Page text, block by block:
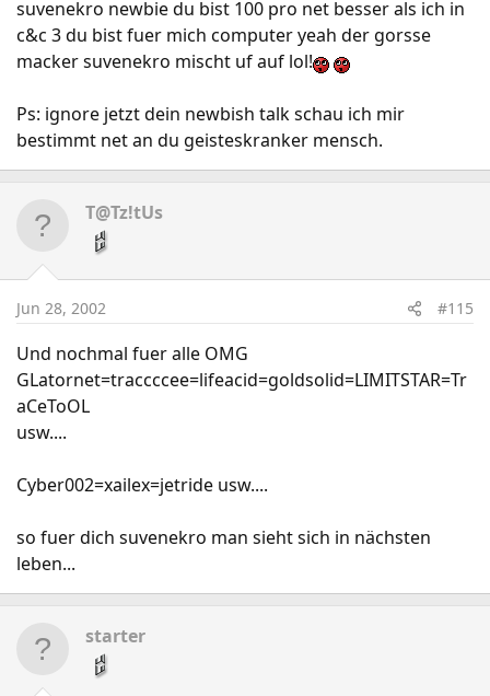
suvenekro newbie du bist 100 pro net besser als ich in
c&c 3 du bist fuer mich computer yeah der gorsse
macker suvenekro mischt uf auf lol!
Ps: ignore jetzt dein newbish talk schau ich mir
bestimmt net an du geisteskranker mensch.
T@Tz!tUs
Jun 28, 2002 #115
Und nochmal fuer alle OMG
GLatornet=traccccee=lifeacid=goldsolid=LIMITSTAR=Tr
aCeToOL
usw....
Cyber002=xailex=jetride usw....
so fuer dich suvenekro man sieht sich in nächsten
leben...
starter